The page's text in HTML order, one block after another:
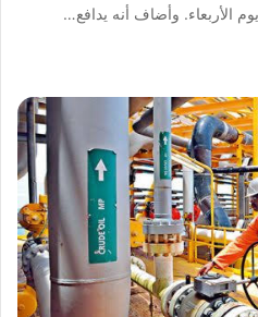
الأربعاء. وأضاف أنه يدافع…